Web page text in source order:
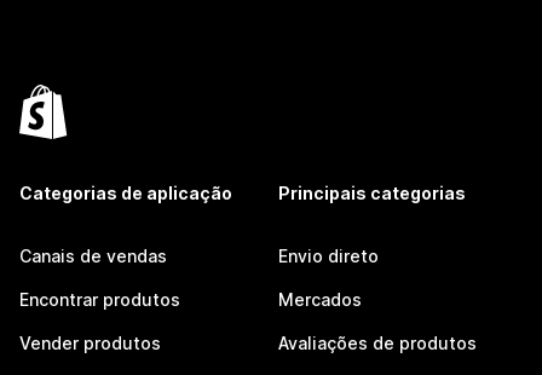
Categorias de aplicação
Canais de vendas
Encontrar produtos
Vender produtos
Principais categorias
Envio direto
Mercados
Avaliações de produtos